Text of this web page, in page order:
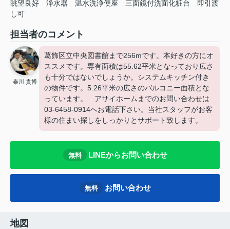
眺望良好 浄水器 温水洗浄便座 三面鏡付洗面化粧台
即引渡
し可
担当者のコメント
泰川 貴博
葛飾区立中央図書館まで256mです。本好きの方にオ
ススメです。専有面積は55.62平米となっており広さ
も十分ではないでしょうか。システムキッチン付き
の物件です。5.26平米の広さのバルコニー面積とな
っています。 アサイホームまでのお問い合わせは
03-6458-0914へお電話下さい。当社スタッフがお客
様の住まい探しをしっかりとサポート致します。
無料 LINEからお問い合わせ
無料 お問い合わせ
地図